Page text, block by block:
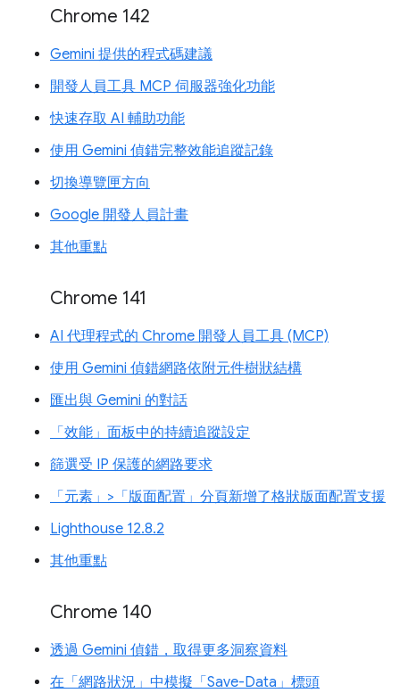
Chrome 142
Gemini 提供的程式碼建議
開發人員工具 MCP 伺服器強化功能
快速存取 AI 輔助功能
使用 Gemini 偵錯完整效能追蹤記錄
切換導覽匣方向
Google 開發人員計畫
其他重點
Chrome 141
AI 代理程式的 Chrome 開發人員工具 (MCP)
使用 Gemini 偵錯網路依附元件樹狀結構
匯出與 Gemini 的對話
「效能」面板中的持續追蹤設定
篩選受 IP 保護的網路要求
「元素」>「版面配置」分頁新增了格狀版面配置支援
Lighthouse 12.8.2
其他重點
Chrome 140
透過 Gemini 偵錯，取得更多洞察資料
在「網路狀況」中模擬「Save-Data」標頭